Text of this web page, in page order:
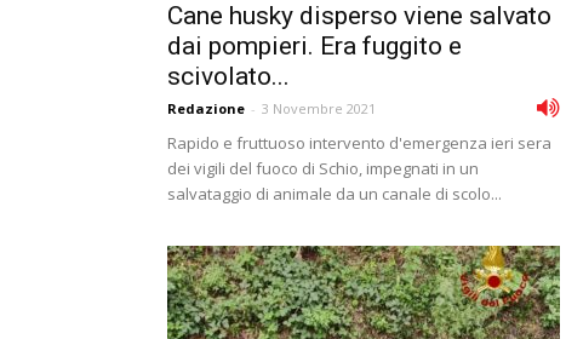
Cane husky disperso viene salvato
dai pompieri. Era fuggito e
scivolato...
Redazione - 3 Novembre 2021
Rapido e fruttuoso intervento d'emergenza ieri sera
dei vigili del fuoco di Schio, impegnati in un
salvataggio di animale da un canale di scolo...